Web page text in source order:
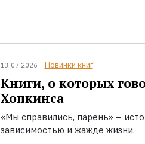
13.07.2026 Новинки книг
Книги, о которых
Хопкинса
«Мы справились, парень» –
зависимостью и жажде жизни.